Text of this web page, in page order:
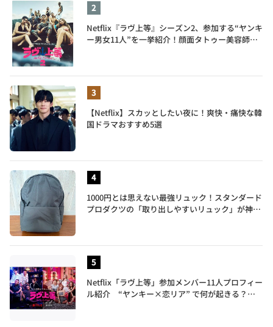
Netflix『ラヴ上等』シーズン2、参加する“ヤンキ
ー男女11人”を一挙紹介！顔面タトゥー美容師、
【Netflix】スカッとしたい夜に！爽快・痛快な韓
国ドラマおすすめ5選
1000円とは思えない最強リュック！スタンダード
プロダクツの「取り出しやすいリュック」が神す
Netflix「ラヴ上等」参加メンバー11人プロフィー
ル紹介 “ヤンキー×恋リア” で何が起きる？地